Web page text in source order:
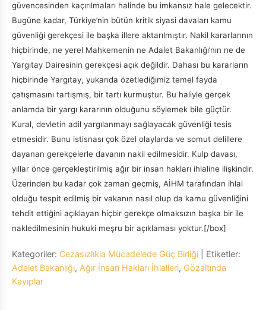
güvencesinden kaçırılmaları halinde bu imkansız hale gelecektir.
Bugüne kadar, Türkiye’nin bütün kritik siyasi davaları kamu
güvenliği gerekçesi ile başka illere aktarılmıştır. Nakil kararlarının
hiçbirinde, ne yerel Mahkemenin ne Adalet Bakanlığı’nın ne de
Yargıtay Dairesinin gerekçesi açık değildir. Dahası bu kararların
hiçbirinde Yargıtay, yukarıda özetlediğimiz temel fayda
çatışmasını tartışmış, bir tartı kurmuştur. Bu haliyle gerçek
anlamda bir yargı kararının olduğunu söylemek bile güçtür.
Kural, devletin adil yargılanmayı sağlayacak güvenliği tesis
etmesidir. Bunu istisnası çok özel olaylarda ve somut delillere
dayanan gerekçelerle davanın nakil edilmesidir. Kulp davası,
yıllar önce gerçekleştirilmiş ağır bir insan hakları ihlaline ilişkindir.
Üzerinden bu kadar çok zaman geçmiş, AİHM tarafından ihlal
olduğu tespit edilmiş bir vakanın nasıl olup da kamu güvenliğini
tehdit ettiğini açıklayan hiçbir gerekçe olmaksızın başka bir ile
nakledilmesinin hukuki meşru bir açıklaması yoktur.[/box]
Kategoriler: Cezasızlıkla Mücadelede Güç Birliği | Etiketler:
Adalet Bakanlığı, Ağır İnsan Hakları İhlalleri, Gözaltında
Kayıplar